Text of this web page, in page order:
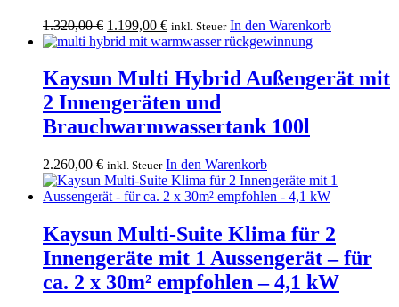
1.320,00€ Ursprünglicher
Preis
1.320,00 €
1.199,00 €Aktueller
Preis
1.199,00 €.
inkl. Steuer In den Warenkorb
Kaysun Multi Hybrid Außengerät mit
2 Innengeräten und
Brauchwarmwassertank 100l
2.260,00 € inkl. Steuer In den Warenkorb
Kaysun Multi-Suite Klima für 2
Innengeräte mit 1 Aussengerät – für
ca. 2 x 30m² empfohlen – 4,1 kW